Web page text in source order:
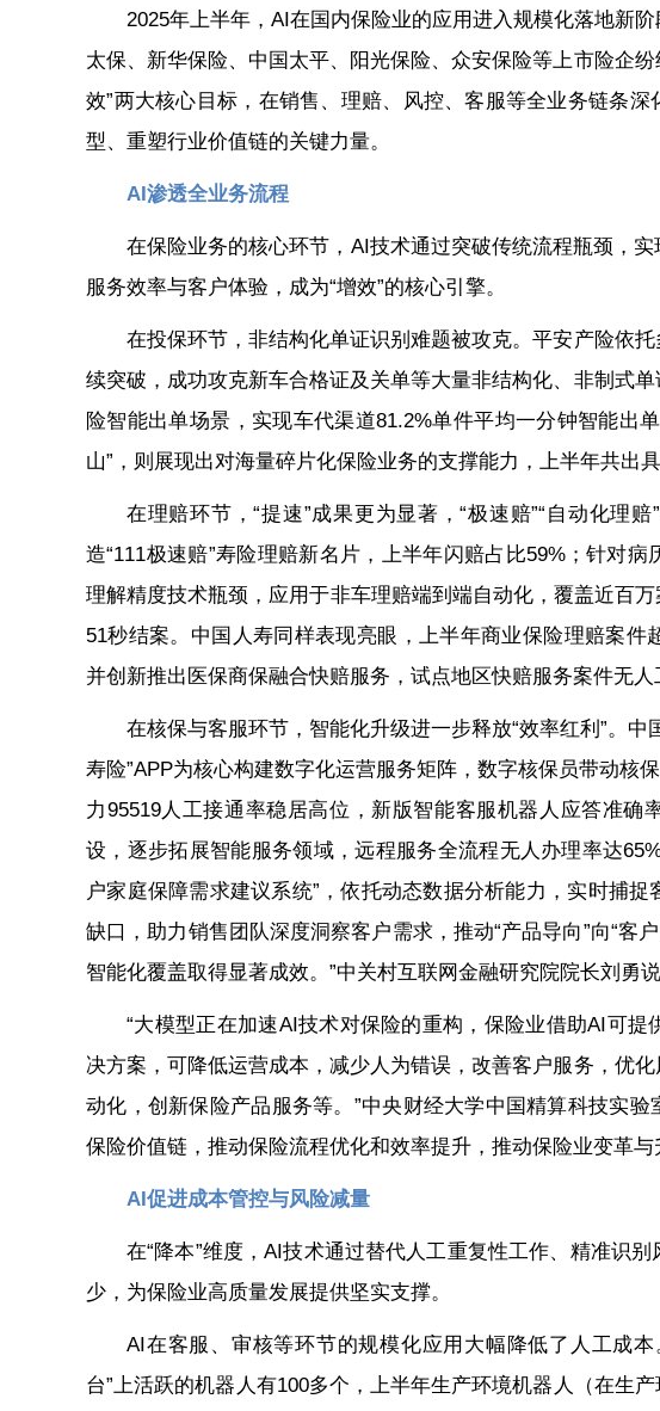
2025年上半年，AI在国内保险业的应用进入规模化落地新
太保、新华保险、中国太平、阳光保险、众安保险等上市险企
效”两大核心目标，在销售、理赔、风控、客服等全业务链条
型、重塑行业价值链的关键力量。
AI渗透全业务流程
在保险业务的核心环节，AI技术通过突破传统流程瓶颈，
服务效率与客户体验，成为“增效”的核心引擎。
在投保环节，非结构化单证识别难题被攻克。平安产险依
续突破，成功攻克新车合格证及关单等大量非结构化、非制式
险智能出单场景，实现车代渠道81.2%单件平均一分钟智能出
山”，则展现出对海量碎片化保险业务的支撑能力，上半年共出
在理赔环节，“提速”成果更为显著，“极速赔”“自动化理
造“111极速赔”寿险理赔新名片，上半年闪赔占比59%；针对
理解精度技术瓶颈，应用于非车理赔端到端自动化，覆盖近百
51秒结案。中国人寿同样表现亮眼，上半年商业保险理赔案件
并创新推出医保商保融合快赔服务，试点地区快赔服务案件无人
在核保与客服环节，智能化升级进一步释放“效率红利”。
寿险”APP为核心构建数字化运营服务矩阵，数字核保员带动核
力95519人工接通率稳居高位，新版智能客服机器人应答准确
设，逐步拓展智能服务领域，远程服务全流程无人办理率达
户家庭保障需求建议系统”，依托动态数据分析能力，实时捕
缺口，助力销售团队深度洞察客户需求，推动“产品导向”向“客
智能化覆盖取得显著成效。”中关村互联网金融研究院院长刘勇说
“大模型正在加速AI技术对保险的重构，保险业借助AI可
决方案，可降低运营成本，减少人为错误，改善客户服务，优
动化，创新保险产品服务等。”中央财经大学中国精算科技实
保险价值链，推动保险流程优化和效率提升，推动保险业变革与
AI促进成本管控与风险减量
在“降本”维度，AI技术通过替代人工重复性工作、精准识
少，为保险业高质量发展提供坚实支撑。
AI在客服、审核等环节的规模化应用大幅降低了人工成
台”上活跃的机器人有100多个，上半年生产环境机器人（在生